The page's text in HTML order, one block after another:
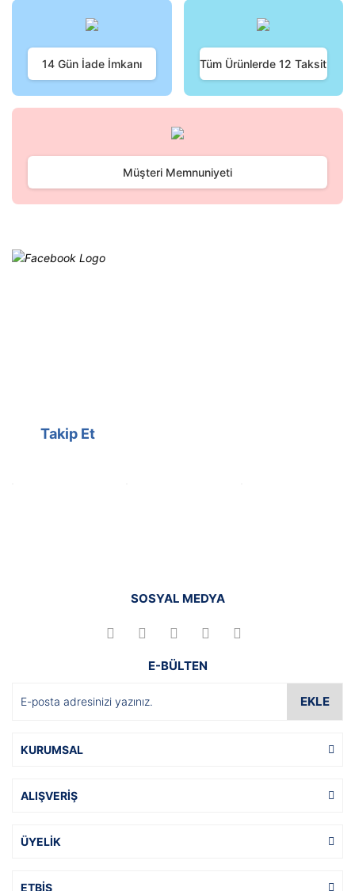
Bu ürüne benzer farklı alternatifler olmalı.
Gönder
14 Gün İade İmkanı Tüm Ürünlerde 12 Taksit
Müşteri Memnuniyeti
Takip Et
SOSYAL MEDYA
E-BÜLTEN
EKLE
KURUMSAL
ALIŞVERİŞ
ÜYELİK
ETBİS